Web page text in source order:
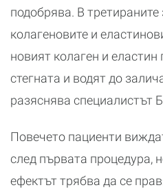
подобрява. В
колагеновите и
новият колаген и
стегната и водят до
разяснява специалистът
Повечето пациенти
след първата процедура,
ефектът трябва да се